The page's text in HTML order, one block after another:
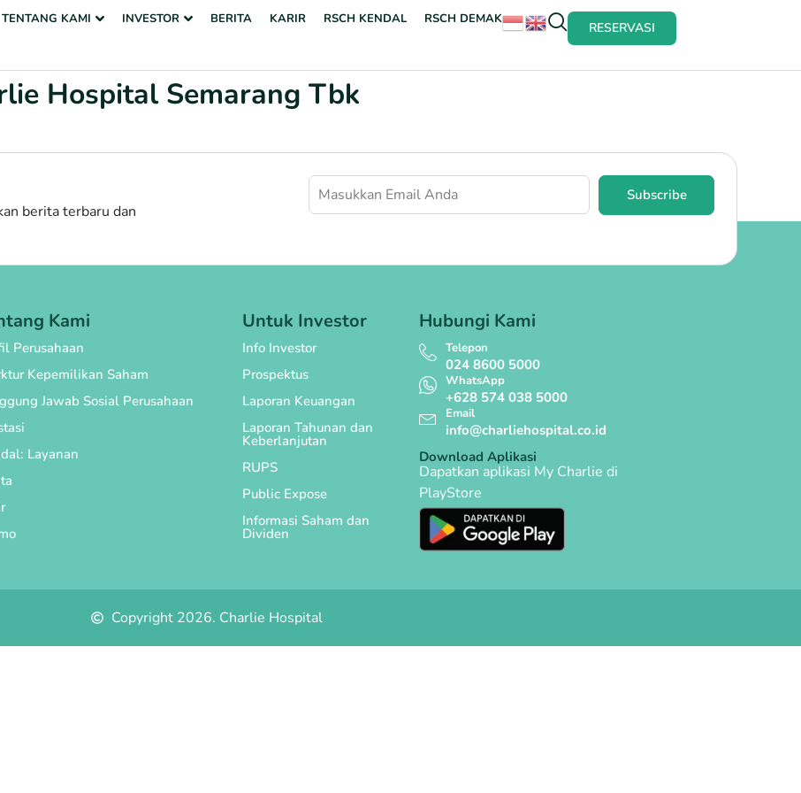
TENTANG KAMI INVESTOR BERITA KARIR RSCH KENDAL RSCH DEMAK
RESERVASI
Hospital Semarang Tbk
berita terbaru dan
Subscribe
Kami
Perusahaan
Kepemilikan Saham
Jawab Sosial Perusahaan
Layanan
Untuk Investor
Info Investor
Prospektus
Laporan Keuangan
Laporan Tahunan dan
Keberlanjutan
RUPS
Public Expose
Informasi Saham dan
Dividen
Hubungi Kami
Telepon
024 8600 5000
WhatsApp
+628 574 038 5000
Email
info@charliehospital.co.id
Download Aplikasi
Dapatkan aplikasi My Charlie di
PlayStore
Copyright 2026. Charlie Hospital